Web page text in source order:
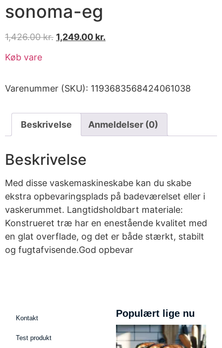
sonoma-eg
1,426.00kr. 1,249.00 kr.
Køb vare
Varenummer (SKU): 1193683568424061038
Beskrivelse Anmeldelser (0)
Beskrivelse
Med disse vaskemaskineskabe kan du skabe
ekstra opbevaringsplads på badeværelset eller i
vaskerummet. Langtidsholdbart materiale:
Konstrueret træ har en enestående kvalitet med
en glat overflade, og det er både stærkt, stabilt
og fugtafvisende.God opbevar
Kontakt
Test produkt
Populært lige nu